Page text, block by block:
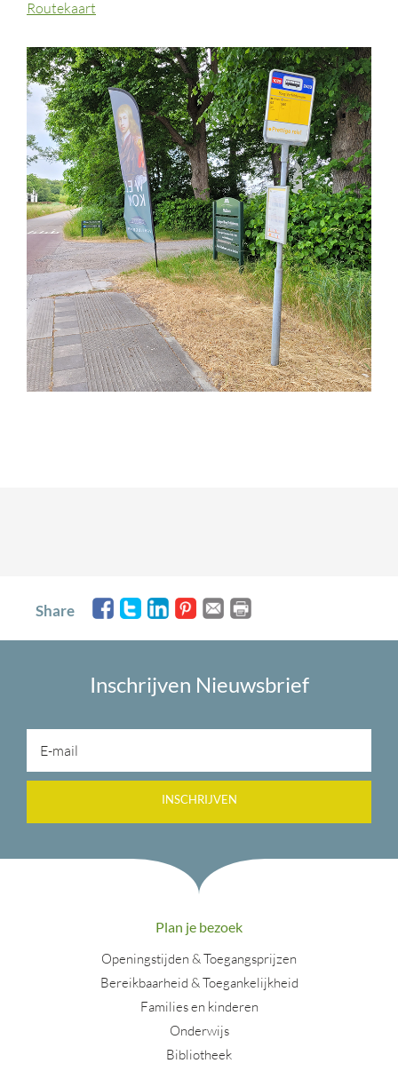
Routekaart
Share
Inschrijven Nieuwsbrief
INSCHRIJVEN
Plan je bezoek
Openingstijden & Toegangsprijzen
Bereikbaarheid & Toegankelijkheid
Families en kinderen
Onderwijs
Bibliotheek